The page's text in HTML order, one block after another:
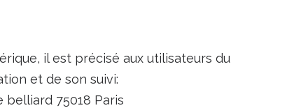
il est précisé aux utilisateurs du
et de son suivi:
belliard 75018 Paris